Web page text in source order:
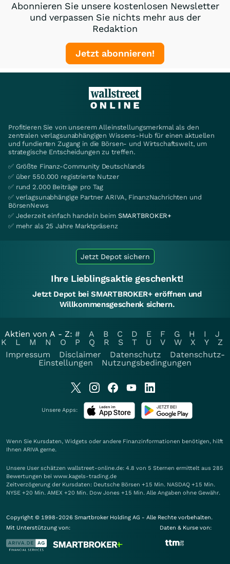
Abonnieren Sie unsere kostenlosen Newsletter
und verpassen Sie nichts mehr aus der
Redaktion
Jetzt abonnieren!
Profitieren Sie von unserem Alleinstellungsmerkmal als den
zentralen verlagsunabhängigen Wissens-Hub für einen aktuellen
und fundierten Zugang in die Börsen- und Wirtschaftswelt, um
strategische Entscheidungen zu treffen.
✅ Größte Finanz-Community Deutschlands
✅ über 550.000 registrierte Nutzer
✅ rund 2.000 Beiträge pro Tag
✅ verlagsunabhängige Partner ARIVA, FinanzNachrichten und
BörsenNews
✅ Jederzeit einfach handeln beim SMARTBROKER+
✅ mehr als 25 Jahre Marktpräsenz
Jetzt Depot sichern
Ihre Lieblingsaktie geschenkt!
Jetzt Depot bei SMARTBROKER+ eröffnen und
Willkommensgeschenk sichern.
Aktien von A - Z: # A B C D E F G H I
J
K
L M N O P Q R S T U V W X Y
Z
Impressum
Disclaimer Datenschutz
Datenschutz-
Einstellungen
Nutzungsbedingungen
Unsere Apps:
Wenn Sie Kursdaten, Widgets oder andere Finanzinformationen benötigen, hilft
Ihnen ARIVA gerne.
Unsere User schätzen wallstreet-online.de: 4.8 von 5 Sternen ermittelt aus 285
Bewertungen bei www.kagels-trading.de
Zeitverzögerung der Kursdaten: Deutsche Börsen +15 Min. NASDAQ +15 Min.
NYSE +20 Min. AMEX +20 Min. Dow Jones +15 Min. Alle Angaben ohne Gewähr.
Copyright © 1998-2026 Smartbroker Holding AG - Alle Rechte vorbehalten.
Mit Unterstützung von:
Daten & Kurse von: